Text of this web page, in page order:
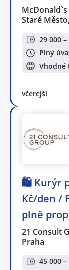
McDonald`s
Staré
29 000
Plný
Vhodné
včerejší
🛍️ Kurýr
Kč/den /
plně
21 Consult
Praha
45 000